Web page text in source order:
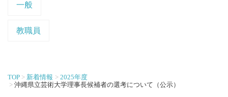
一般
教職員
TOP 新着情報
2025年度
沖縄県立芸術大学理事長候補者の選考について（公示）